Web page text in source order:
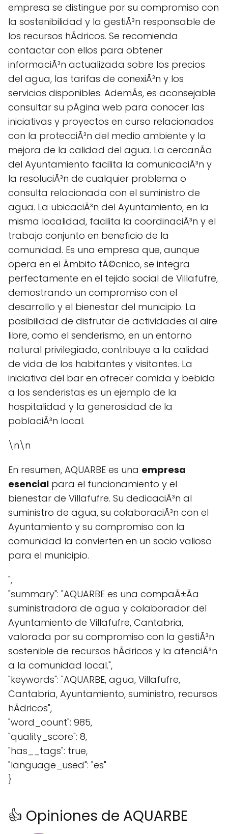
empresa se distingue por su compromiso con
la sostenibilidad y la gestiÃ³n responsable de
los recursos hÃ­dricos. Se recomienda
contactar con ellos para obtener
informaciÃ³n actualizada sobre los precios
del agua, las tarifas de conexiÃ³n y los
servicios disponibles. AdemÃs, es aconsejable
consultar su pÃgina web para conocer las
iniciativas y proyectos en curso relacionados
con la protecciÃ³n del medio ambiente y la
mejora de la calidad del agua. La cercanÃ­a
del Ayuntamiento facilita la comunicaciÃ³n y
la resoluciÃ³n de cualquier problema o
consulta relacionada con el suministro de
agua. La ubicaciÃ³n del Ayuntamiento, en la
misma localidad, facilita la coordinaciÃ³n y el
trabajo conjunto en beneficio de la
comunidad. Es una empresa que, aunque
opera en el Ãmbito tÃ©cnico, se integra
perfectamente en el tejido social de Villafufre,
demostrando un compromiso con el
desarrollo y el bienestar del municipio. La
posibilidad de disfrutar de actividades al aire
libre, como el senderismo, en un entorno
natural privilegiado, contribuye a la calidad
de vida de los habitantes y visitantes. La
iniciativa del bar en ofrecer comida y bebida
a los senderistas es un ejemplo de la
hospitalidad y la generosidad de la
poblaciÃ³n local.
\n\n
En resumen, AQUARBE es una empresa
esencial para el funcionamiento y el
bienestar de Villafufre. Su dedicaciÃ³n al
suministro de agua, su colaboraciÃ³n con el
Ayuntamiento y su compromiso con la
comunidad la convierten en un socio valioso
para el municipio.
",
"summary": "AQUARBE es una compaÃ±Ã­a
suministradora de agua y colaborador del
Ayuntamiento de Villafufre, Cantabria,
valorada por su compromiso con la gestiÃ³n
sostenible de recursos hÃ­dricos y la atenciÃ³n
a la comunidad local.",
"keywords": "AQUARBE, agua, Villafufre,
Cantabria, Ayuntamiento, suministro, recursos
hÃ­dricos",
"word_count": 985,
"quality_score": 8,
"has__tags": true,
"language_used": "es"
}
👍 Opiniones de AQUARBE